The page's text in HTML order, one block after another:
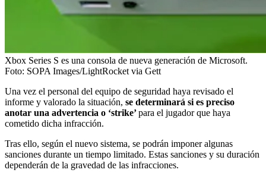
Xbox Series S es una consola de nueva generación de Microsoft.
Foto: SOPA Images/LightRocket via Gett
Una vez el personal del equipo de seguridad haya revisado el
informe y valorado la situación, se determinará si es preciso
anotar una advertencia o ‘strike’para el jugador que haya
cometido dicha infracción.
Tras ello, según el nuevo sistema, se podrán imponer algunas
sanciones durante un tiempo limitado. Estas sanciones y su duración
dependerán de la gravedad de las infracciones.